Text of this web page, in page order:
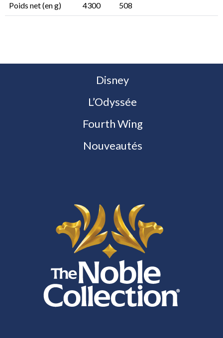
Poids net (en g) 4300 508
Disney
L’Odyssée
Fourth Wing
Nouveautés